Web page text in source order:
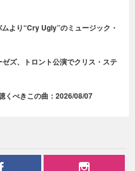
より“Cry Ugly”のミュージック・
ズ、トロント公演でクリス・ステ
くべきこの曲：2026/08/07